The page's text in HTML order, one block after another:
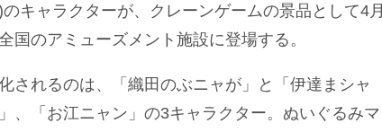
のキャラクターが、クレーンゲームの景品として4月
国のアミューズメント施設に登場する。
されるのは、「織田のぶニャが」と「伊達まシャ
、「お江ニャン」の3キャラクター。ぬいぐるみマ